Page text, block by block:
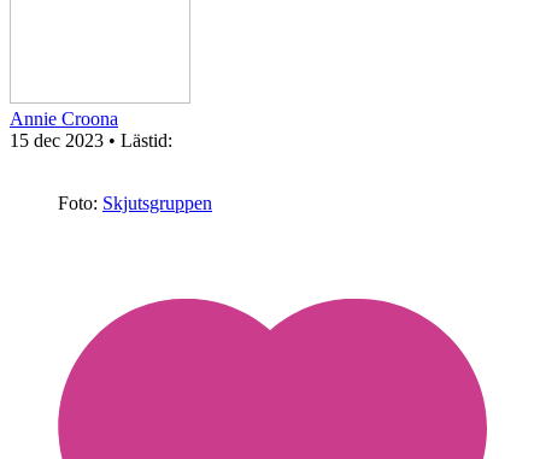
Annie Croona
15 dec 2023 • Lästid:
Foto: Skjutsgruppen